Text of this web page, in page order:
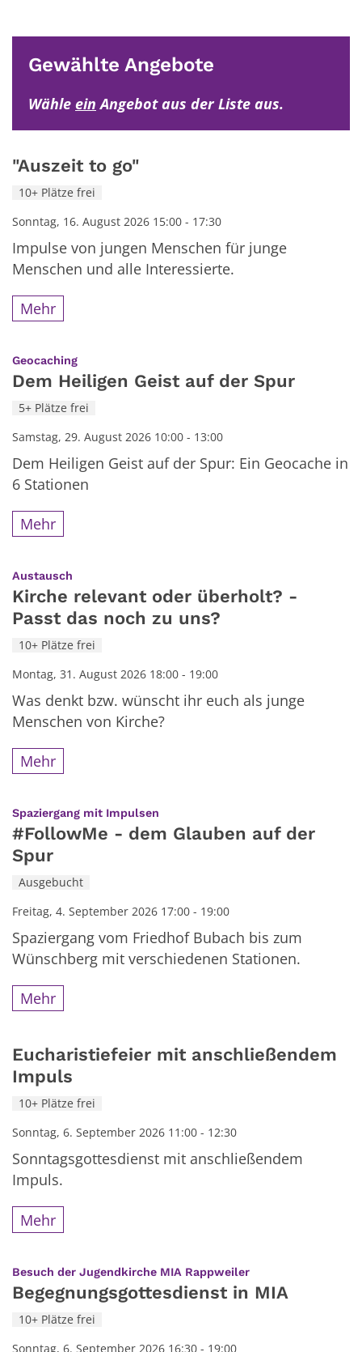
Gewählte Angebote
Wähle ein Angebot aus der Liste aus.
"Auszeit to go"
10+ Plätze frei
Sonntag, 16. August 2026 15:00 - 17:30
Impulse von jungen Menschen für junge
Menschen und alle Interessierte.
Mehr
Geocaching:
Dem Heiligen Geist auf der Spur
5+ Plätze frei
Samstag, 29. August 2026 10:00 - 13:00
Dem Heiligen Geist auf der Spur: Ein Geocache in
6 Stationen
Mehr
Austausch
Kirche relevant oder überholt? -
Passt das noch zu uns?
10+ Plätze frei
Montag, 31. August 2026 18:00 - 19:00
Was denkt bzw. wünscht ihr euch als junge
Menschen von Kirche?
Mehr
Spaziergang mit Impulsen
#FollowMe - dem Glauben auf der
Spur
Ausgebucht
Freitag, 4. September 2026 17:00 - 19:00
Spaziergang vom Friedhof Bubach bis zum
Wünschberg mit verschiedenen Stationen.
Mehr
Eucharistiefeier mit anschließendem
Impuls
10+ Plätze frei
Sonntag, 6. September 2026 11:00 - 12:30
Sonntagsgottesdienst mit anschließendem
Impuls.
Mehr
Besuch der Jugendkirche MIA Rappweiler:
Begegnungsgottesdienst in MIA
10+ Plätze frei
Sonntag, 6. September 2026 16:30 - 19:00